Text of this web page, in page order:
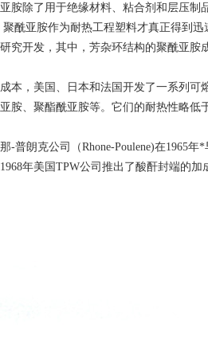
胺除了用于绝缘材料、粘合剂和层压制
酰亚胺作为耐热工程塑料才真正得到
究开发，其中，芳杂环结构的聚酰亚
本，美国、日本和法国开发了一系列
胺、聚酯酰亚胺等。它们的耐热性略低
普朗克公司（Rhone-Poulene)在1965
年美国TPW公司推出了酸酐封端的